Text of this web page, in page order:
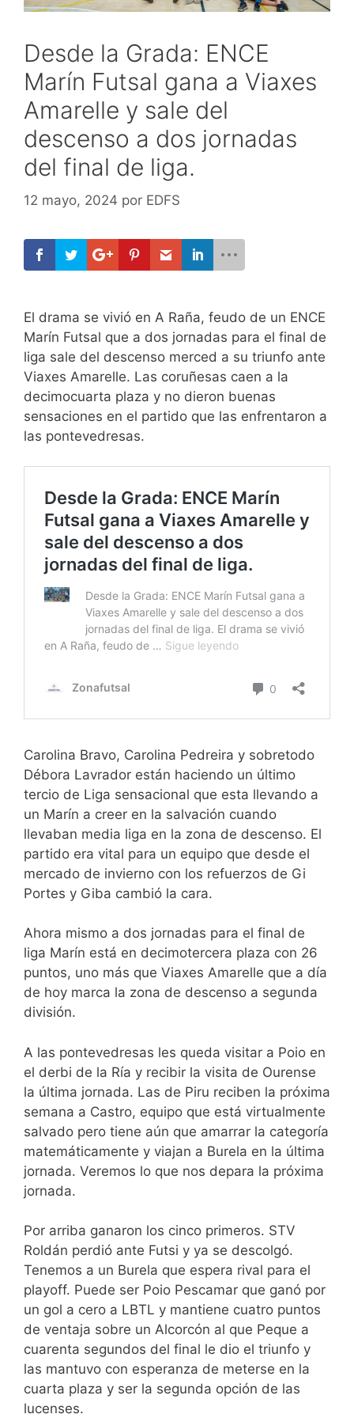
Desde la Grada: ENCE
Marín Futsal gana a Viaxes
Amarelle y sale del
descenso a dos jornadas
del final de liga.
12 mayo, 2024 por EDFS
El drama se vivió en A Raña, feudo de un ENCE
Marín Futsal que a dos jornadas para el final de
liga sale del descenso merced a su triunfo ante
Viaxes Amarelle. Las coruñesas caen a la
decimocuarta plaza y no dieron buenas
sensaciones en el partido que las enfrentaron a
las pontevedresas.
Carolina Bravo, Carolina Pedreira y sobretodo
Débora Lavrador están haciendo un último
tercio de Liga sensacional que esta llevando a
un Marín a creer en la salvación cuando
llevaban media liga en la zona de descenso. El
partido era vital para un equipo que desde el
mercado de invierno con los refuerzos de Gi
Portes y Giba cambió la cara.
Ahora mismo a dos jornadas para el final de
liga Marín está en decimotercera plaza con 26
puntos, uno más que Viaxes Amarelle que a día
de hoy marca la zona de descenso a segunda
división.
A las pontevedresas les queda visitar a Poio en
el derbi de la Ría y recibir la visita de Ourense
la última jornada. Las de Piru reciben la próxima
semana a Castro, equipo que está virtualmente
salvado pero tiene aún que amarrar la categoría
matemáticamente y viajan a Burela en la última
jornada. Veremos lo que nos depara la próxima
jornada.
Por arriba ganaron los cinco primeros. STV
Roldán perdió ante Futsi y ya se descolgó.
Tenemos a un Burela que espera rival para el
playoff. Puede ser Poio Pescamar que ganó por
un gol a cero a LBTL y mantiene cuatro puntos
de ventaja sobre un Alcorcón al que Peque a
cuarenta segundos del final le dio el triunfo y
las mantuvo con esperanza de meterse en la
cuarta plaza y ser la segunda opción de las
lucenses.